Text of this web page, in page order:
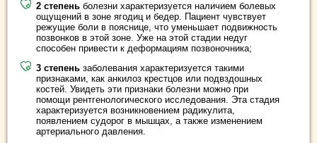
2 степень болезни характеризуется наличием болевых
ощущений в зоне ягодиц и бедер. Пациент чувствует
режущие боли в пояснице, что уменьшает подвижность
позвонков в этой зоне. Уже на этой стадии недуг
способен привести к деформациям позвоночника;
3 степень заболевания характеризуется такими
признаками, как анкилоз крестцов или подвздошных
костей. Увидеть эти признаки болезни можно при
помощи рентгенологического исследования. Эта стадия
характеризуется возникновением радикулита,
появлением судорог в мышцах, а также изменением
артериального давления.